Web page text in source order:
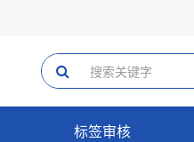
标签审核